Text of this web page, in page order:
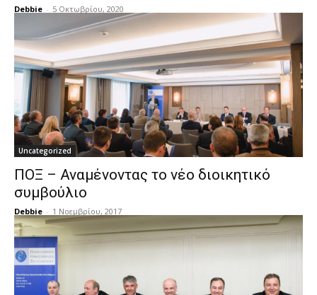
Debbie - 5 Οκτωβρίου, 2020
Uncategorized
ΠΟΞ – Αναμένοντας το νέο διοικητικό
συμβούλιο
Debbie - 1 Νοεμβρίου, 2017